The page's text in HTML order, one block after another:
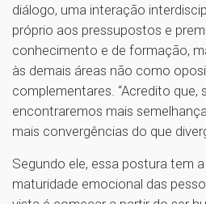
diálogo, uma interação
próprio aos pressupostos e
conhecimento e de formação,
às demais áreas não como
complementares. “Acredito que,
encontraremos mais
mais convergências do que
Segundo ele, essa postura tem
maturidade emocional das